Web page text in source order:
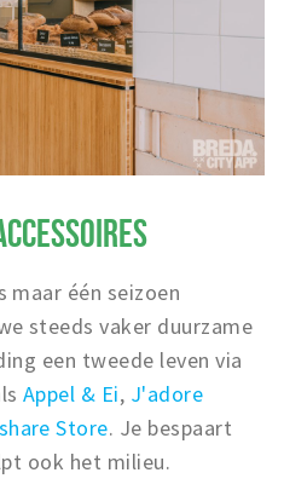
maar één seizoen
steeds vaker duurzame
een tweede leven via
Appel & Ei, J'adore
Store. Je bespaart
ook het milieu.